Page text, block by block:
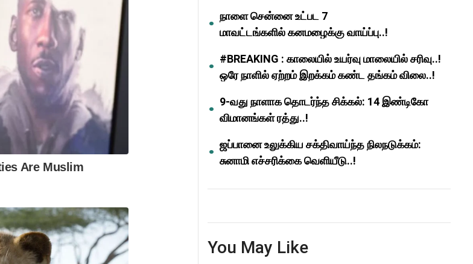
நாளை சென்னை உட்பட 7
மாவட்டங்களில் கனமழைக்கு வாய்ப்பு..!
#BREAKING : காலையில் உயர்வு மாலையில் சரிவு..!
ஒரே நாளில் ஏற்றம் இறக்கம் கண்ட தங்கம் விலை..!
9-வது நாளாக தொடர்ந்த சிக்கல்: 14 இண்டிகோ
விமானங்கள் ரத்து..!
ஜப்பானை உலுக்கிய சக்திவாய்ந்த நிலநடுக்கம்:
சுனாமி எச்சரிக்கை வெளியீடு..!
You May Like